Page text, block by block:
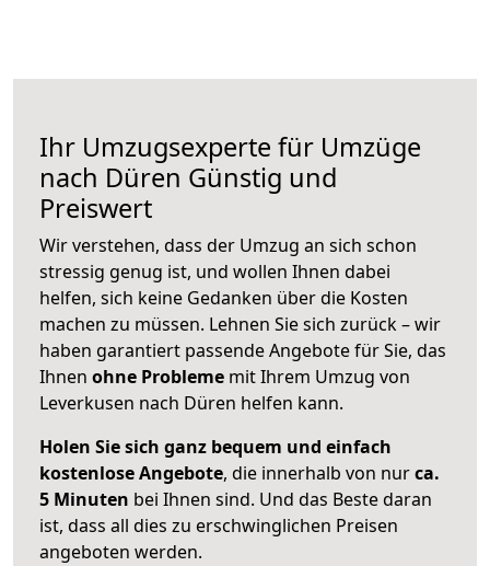
Ihr Umzugsexperte für Umzüge
nach Düren Günstig und
Preiswert
Wir verstehen, dass der Umzug an sich schon
stressig genug ist, und wollen Ihnen dabei
helfen, sich keine Gedanken über die Kosten
machen zu müssen. Lehnen Sie sich zurück – wir
haben garantiert passende Angebote für Sie, das
Ihnen ohne Probleme mit Ihrem Umzug von
Leverkusen nach Düren helfen kann.
Holen Sie sich ganz bequem und einfach
kostenlose Angebote, die innerhalb von nurca.
5 Minuten bei Ihnen sind. Und das Beste daran
ist, dass all dies zu erschwinglichen Preisen
angeboten werden.